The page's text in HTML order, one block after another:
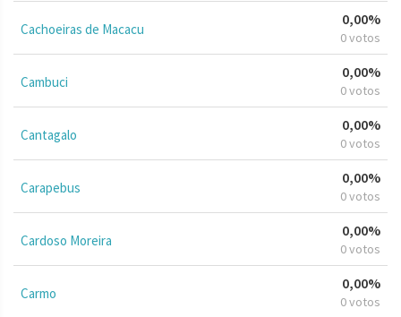
Cachoeiras de Macacu
0,00%
0 votos
Cambuci
0,00%
0 votos
Cantagalo
0,00%
0 votos
Carapebus
0,00%
0 votos
Cardoso Moreira
0,00%
0 votos
Carmo
0,00%
0 votos